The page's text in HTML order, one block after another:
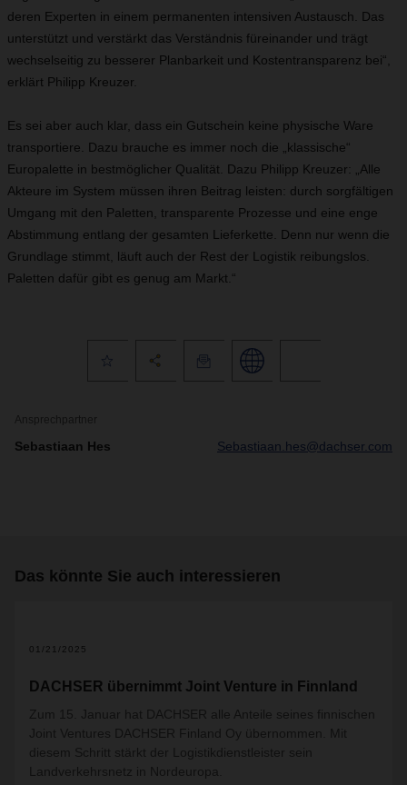
deren Experten in einem permanenten intensiven Austausch. Das
unterstützt und verstärkt das Verständnis füreinander und trägt
wechselseitig zu besserer Planbarkeit und Kostentransparenz bei“,
erklärt Philipp Kreuzer.
Es sei aber auch klar, dass ein Gutschein keine physische Ware
transportiere. Dazu brauche es immer noch die „klassische“
Europalette in bestmöglicher Qualität. Dazu Philipp Kreuzer: „Alle
Akteure im System müssen ihren Beitrag leisten: durch sorgfältigen
Umgang mit den Paletten, transparente Prozesse und eine enge
Abstimmung entlang der gesamten Lieferkette. Denn nur wenn die
Grundlage stimmt, läuft auch der Rest der Logistik reibungslos.
Paletten dafür gibt es genug am Markt.“
Ansprechpartner
Sebastiaan Hes Sebastiaan.hes@dachser.com
Das könnte Sie auch interessieren
01/21/2025
DACHSER übernimmt Joint Venture in Finnland
Zum 15. Januar hat DACHSER alle Anteile seines finnischen
Joint Ventures DACHSER Finland Oy übernommen. Mit
diesem Schritt stärkt der Logistikdienstleister sein
Landverkehrsnetz in Nordeuropa.